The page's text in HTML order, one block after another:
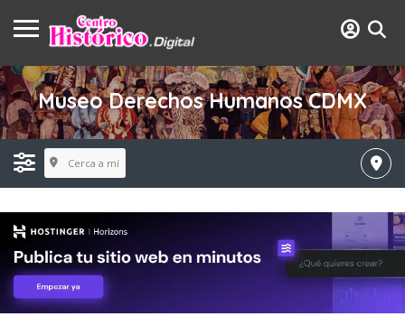
Museo Derechos Humanos CDMX
Cerca a mí